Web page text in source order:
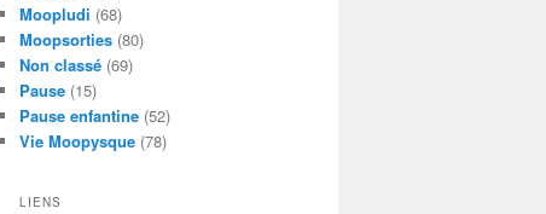
Moopludi (68)
Moopsorties (80)
Non classé (69)
Pause (15)
Pause enfantine (52)
Vie Moopysque (78)
LIENS